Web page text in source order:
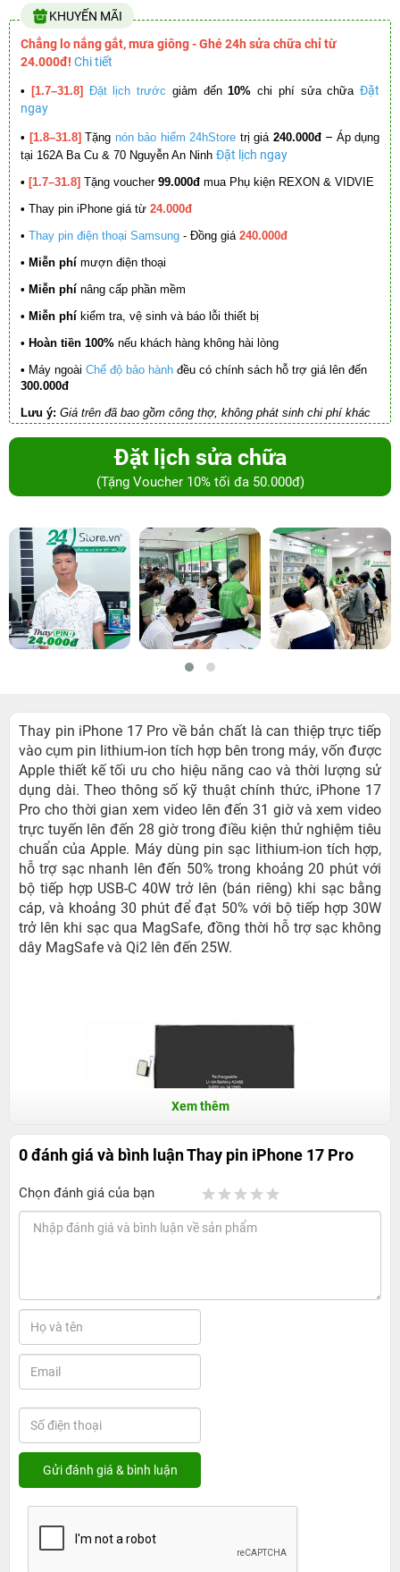
KHUYẾN MÃI
Chẳng lo nắng gắt, mưa giông - Ghé 24h sửa chữa chỉ từ
24.000đ! Chi tiết
• [1.7–31.8] Đặt lịch trước giảm đến10% chi phí sửa chữa Đặt
ngay
• [1.8–31.8] Tặng nón bảo hiểm 24hStore trị giá 240.000đ – Áp dụng
tại 162A Ba Cu & 70 Nguyễn An Ninh Đặt lịch ngay
• [1.7–31.8] Tặng voucher 99.000đ mua Phụ kiện REXON & VIDVIE
• Thay pin iPhone giá từ 24.000đ
• Thay pin điện thoại Samsung - Đồng giá 240.000đ
• Miễn phí mượn điện thoại
• Miễn phí nâng cấp phần mềm
• Miễn phí kiểm tra, vệ sinh và báo lỗi thiết bị
• Hoàn tiền 100% nếu khách hàng không hài lòng
• Máy ngoài Chế độ bảo hành đều có chính sách hỗ trợ giá lên đến
300.000đ
Lưu ý: Giá trên đã bao gồm công thợ, không phát sinh chi phí khác
Đặt lịch sửa chữa
(Tặng Voucher 10% tối đa 50.000đ)
Thay pin iPhone 17 Pro về bản chất là can thiệp trực tiếp
vào cụm pin lithium-ion tích hợp bên trong máy, vốn được
Apple thiết kế tối ưu cho hiệu năng cao và thời lượng sử
dụng dài. Theo thông số kỹ thuật chính thức, iPhone 17
Pro cho thời gian xem video lên đến 31 giờ và xem video
trực tuyến lên đến 28 giờ trong điều kiện thử nghiệm tiêu
chuẩn của Apple. Máy dùng pin sạc lithium-ion tích hợp,
hỗ trợ sạc nhanh lên đến 50% trong khoảng 20 phút với
bộ tiếp hợp USB-C 40W trở lên (bán riêng) khi sạc bằng
cáp, và khoảng 30 phút để đạt 50% với bộ tiếp hợp 30W
trở lên khi sạc qua MagSafe, đồng thời hỗ trợ sạc không
dây MagSafe và Qi2 lên đến 25W.
Địa chỉ thay pin iPhone 17 Pro uy tín tại TP.
HCM
1. Giá cả và thời gian sửa chữa tại 24hStore
Hiện tại,
đang cung cấp dịch vụ thay pin iPhone
17 Pro với mức giá cạnh tranh và hợp lý. Để biết thêm chi
vấn và hỗ trợ kịp thời.
Thời gian thay pin thường dao động từ
30 đến 45 phút
Xem thêm
0 đánh giá và bình luậnThay pin iPhone 17 Pro
Chọn đánh giá của bạn